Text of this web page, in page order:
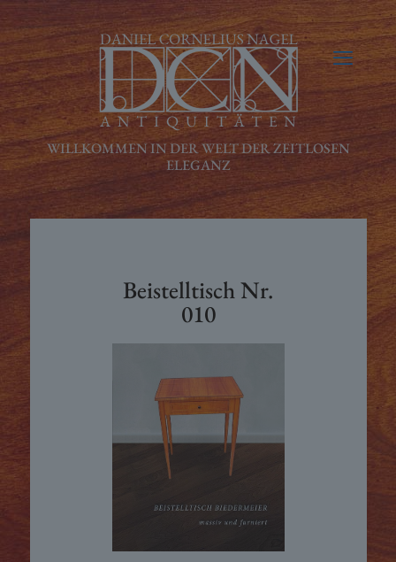
Beistelltisch Nr.
010